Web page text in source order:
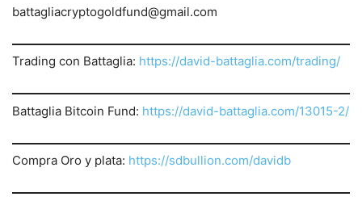
battagliacryptogoldfund@gmail.com
Trading con Battaglia: https://david-battaglia.com/trading/
Battaglia Bitcoin Fund: https://david-battaglia.com/13015-2/
Compra Oro y plata: https://sdbullion.com/davidb